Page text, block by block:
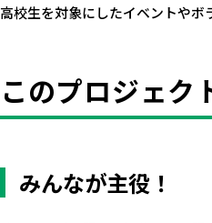
高校生を対象にしたイベントやボ
このプロジェ
みんなが主役！